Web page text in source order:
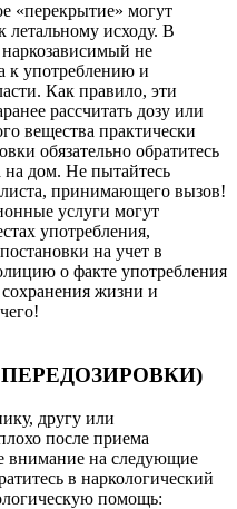
«перекрытие» могут
летальному исходу. В
не
к употреблению и
Как правило, эти
рассчитать дозу или
вещества практически
обязательно обратитесь
дом. Не пытайтесь
принимающего вызов!
услуги могут
употребления,
на учет в
о факте употребления
жизни и
другу или
после приема
внимание на следующие
в наркологический
помощь: